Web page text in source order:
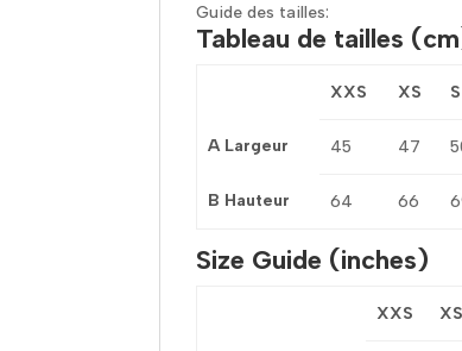
Guide des tailles:
Tableau de tailles
XXS XS S
A Largeur 45 47
B Hauteur 64 66
Size Guide (inches)
XXS XS